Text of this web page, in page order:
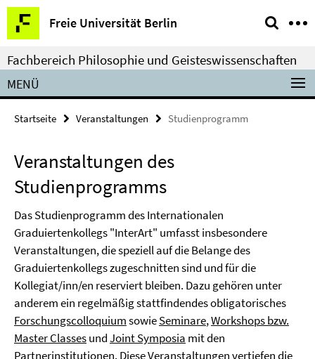
Springe
direkt
zu
Inhalt
Freie Universität Berlin
Service-
Navigation
Fachbereich Philosophie und Geisteswissenschaften
MENÜ
Startseite Veranstaltungen Studienprogramm
Veranstaltungen des
Studienprogramms
Das Studienprogramm des Internationalen
Graduiertenkollegs "InterArt" um­fasst insbesondere
Veranstaltungen, die speziell auf die Belange des
Graduiertenkollegs zuge­schnitten sind und für die
Kollegiat/inn/en reserviert bleiben. Dazu gehören unter
anderem ein regelmäßig stattfindendes obligatorisches
ForschungscolloquiumsowieSeminare,Workshops bzw.
Master ClassesundJoint Symposia mit den
Partnerinstitutionen. Diese Veranstaltungen vertiefen die